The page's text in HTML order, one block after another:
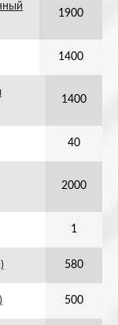
1900
1400
1400
40
2000
1
580
500